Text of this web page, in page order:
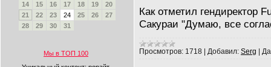
14
15 16 17 18 19
20
21
22 23 24 25 26
27
28
29 30 31
Мы в ТОП 100
Как отметил гендиректор
Сакураи "Думаю, все
Просмотров: 1718 Добавил: Serg